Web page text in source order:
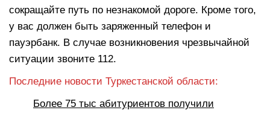
сокращайте путь по незнакомой дороге. Кроме того,
у вас должен быть заряженный телефон и
пауэрбанк. В случае возникновения чрезвычайной
ситуации звоните 112.
Последние новости Туркестанской области:
Более 75 тыс абитуриентов получили